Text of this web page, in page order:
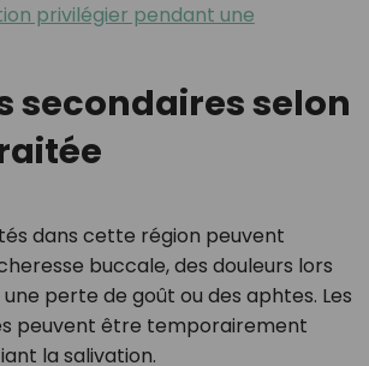
privilégier pendant une
secondaires selon
dans cette région peuvent
buccale, des douleurs lors
perte de goût ou des aphtes. Les
peuvent être temporairement
la salivation.